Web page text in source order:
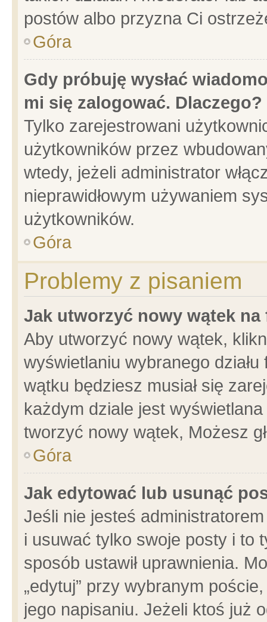
postów albo przyzna Ci
Góra
Gdy próbuję wysłać
mi się zalogować. Dlaczego?
Tylko zarejestrowani
użytkowników przez
wtedy, jeżeli administrator
nieprawidłowym używaniem
użytkowników.
Góra
Problemy z pisaniem
Jak utworzyć nowy wątek na
Aby utworzyć nowy wątek,
wyświetlaniu wybranego
wątku będziesz musiał się
każdym dziale jest
tworzyć nowy wątek, Możesz
Góra
Jak edytować lub usunąć
Jeśli nie jesteś
i usuwać tylko swoje posty i to
sposób ustawił uprawnienia.
„edytuj” przy wybranym
jego napisaniu. Jeżeli ktoś już